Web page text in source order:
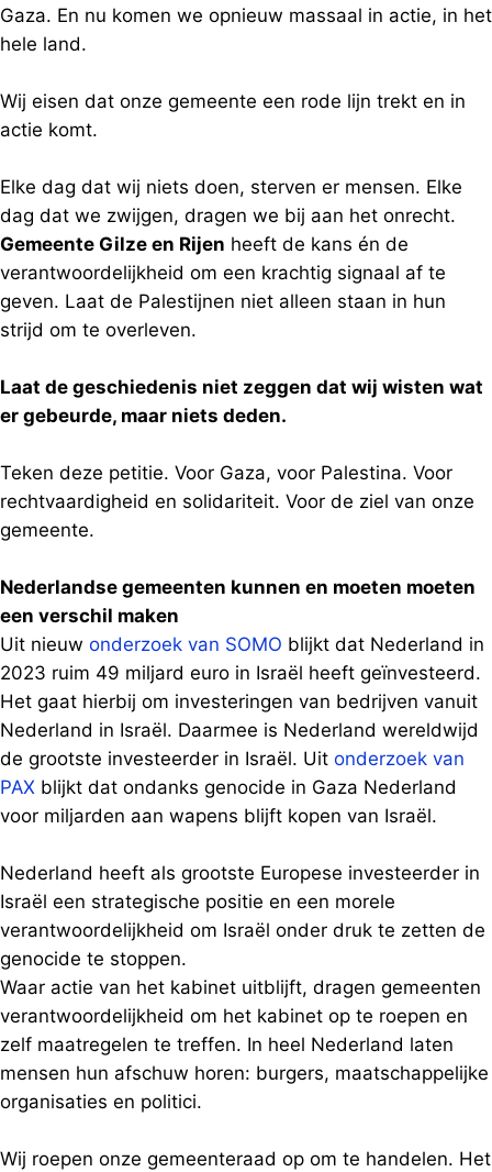
Gaza. En nu komen we opnieuw massaal in actie, in het
hele land.
Wij eisen dat onze gemeente een rode lijn trekt en in
actie komt.
Elke dag dat wij niets doen, sterven er mensen. Elke
dag dat we zwijgen, dragen we bij aan het onrecht.
Gemeente Gilze en Rijen heeft de kans én de
verantwoordelijkheid om een krachtig signaal af te
geven. Laat de Palestijnen niet alleen staan in hun
strijd om te overleven.
Laat de geschiedenis niet zeggen dat wij wisten wat
er gebeurde, maar niets deden.
Teken deze petitie. Voor Gaza, voor Palestina. Voor
rechtvaardigheid en solidariteit. Voor de ziel van onze
gemeente.
Nederlandse gemeenten kunnen en moeten moeten
een verschil maken
Uit nieuw onderzoek van SOMO blijkt dat Nederland in
2023 ruim 49 miljard euro in Israël heeft geïnvesteerd.
Het gaat hierbij om investeringen van bedrijven vanuit
Nederland in Israël. Daarmee is Nederland wereldwijd
de grootste investeerder in Israël. Uit onderzoek van
PAX blijkt dat ondanks genocide in Gaza Nederland
voor miljarden aan wapens blijft kopen van Israël.
Nederland heeft als grootste Europese investeerder in
Israël een strategische positie en een morele
verantwoordelijkheid om Israël onder druk te zetten de
genocide te stoppen.
Waar actie van het kabinet uitblijft, dragen gemeenten
verantwoordelijkheid om het kabinet op te roepen en
zelf maatregelen te treffen. In heel Nederland laten
mensen hun afschuw horen: burgers, maatschappelijke
organisaties en politici.
Wij roepen onze gemeenteraad op om te handelen. Het